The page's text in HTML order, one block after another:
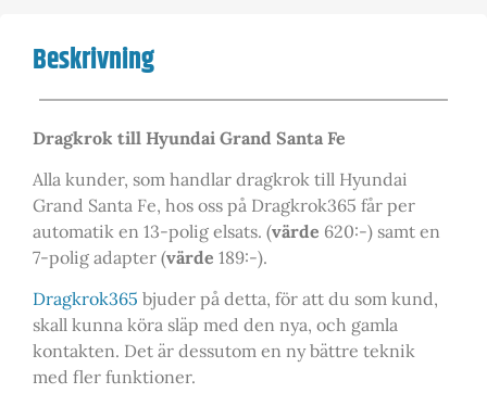
Beskrivning
Dragkrok till Hyundai Grand Santa Fe
Alla kunder, som handlar dragkrok till Hyundai
Grand Santa Fe, hos oss på Dragkrok365 får per
automatik en 13-polig elsats. (värde 620:-) samt en
7-polig adapter (värde 189:-).
Dragkrok365 bjuder på detta, för att du som kund,
skall kunna köra släp med den nya, och gamla
kontakten. Det är dessutom en ny bättre teknik
med fler funktioner.